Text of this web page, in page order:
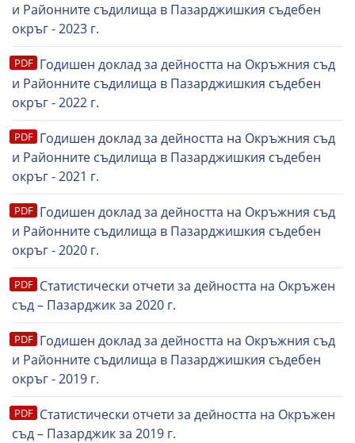
и Районните съдилища в Пазарджишкия съдебен
окръг - 2023 г.
Годишен доклад за дейността на Окръжния съд
и Районните съдилища в Пазарджишкия съдебен
окръг - 2022 г.
Годишен доклад за дейността на Окръжния съд
и Районните съдилища в Пазарджишкия съдебен
окръг - 2021 г.
Годишен доклад за дейността на Окръжния съд
и Районните съдилища в Пазарджишкия съдебен
окръг - 2020 г.
Статистически отчети за дейността на Окръжен
съд – Пазарджик за 2020 г.
Годишен доклад за дейността на Окръжния съд
и Районните съдилища в Пазарджишкия съдебен
окръг - 2019 г.
Статистически отчети за дейността на Окръжен
съд – Пазарджик за 2019 г.